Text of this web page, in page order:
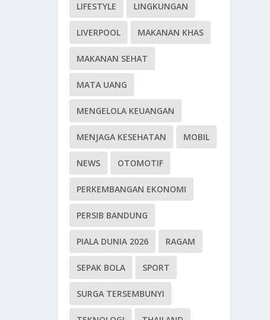
LIFESTYLE LINGKUNGAN
LIVERPOOL MAKANAN KHAS
MAKANAN SEHAT
MATA UANG
MENGELOLA KEUANGAN
MENJAGA KESEHATAN MOBIL
NEWS OTOMOTIF
PERKEMBANGAN EKONOMI
PERSIB BANDUNG
PIALA DUNIA 2026 RAGAM
SEPAK BOLA SPORT
SURGA TERSEMBUNYI